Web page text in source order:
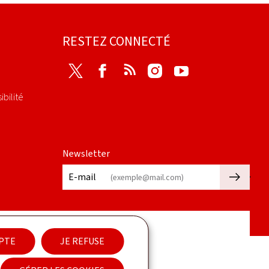
JE REFUSE
RESTEZ CONNECTÉ
Twitter Facebook
RSS Instagram
Newsletter
E-mail
🡒